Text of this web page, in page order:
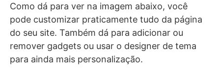
Como dá para ver na imagem abaixo, você
pode customizar praticamente tudo da página
do seu site. Também dá para adicionar ou
remover gadgets ou usar o designer de tema
para ainda mais personalização.